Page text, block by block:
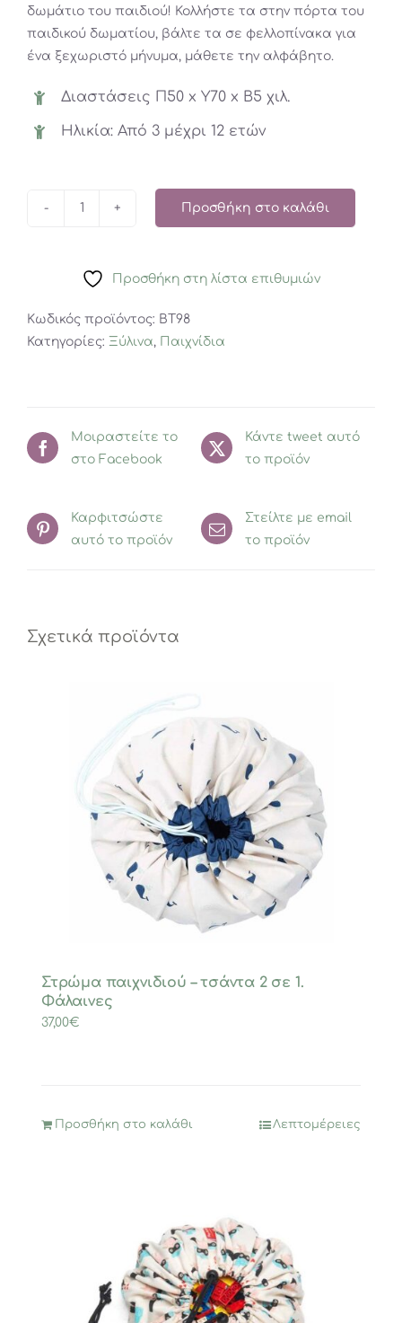
δωμάτιο του παιδιού! Κολλήστε τα στην πόρτα του
παιδικού δωματίου, βάλτε τα σε φελλοπίνακα για
ένα ξεχωριστό μήνυμα, μάθετε την αλφάβητο.
Διαστάσεις Π50 x Y70 x Β5 χιλ.
Ηλικία: Από 3 μέχρι 12 ετών
ποσότητα
Προσθήκη στο καλάθι
Προσθήκη στη λίστα επιθυμιών
Κωδικός προϊόντος: BT98
Κατηγορίες: Ξύλινα, Παιχνίδια
Μοιραστείτε το
στο Facebook
Κάντε tweet αυτό
το προϊόν
Καρφιτσώστε
αυτό το προϊόν
Στείλτε με email
το προϊόν
Σχετικά προϊόντα
Στρώμα παιχνιδιού – τσάντα 2 σε 1.
Φάλαινες
37,00€
Προσθήκη στο καλάθι Λεπτομέρειες